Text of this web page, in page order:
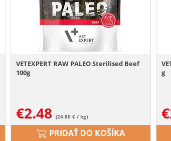
VETEXPERT RAW PALEO Sterilised Beef
100g
€2.48 (24.80 € / kg)
PRIDAŤ DO KOŠÍKA
g
€